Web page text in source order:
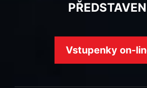
Vstupenky on-